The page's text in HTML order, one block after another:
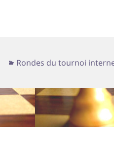
Catégories
Rondes du tournoi